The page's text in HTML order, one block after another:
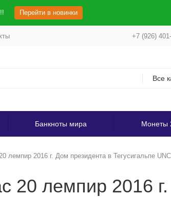
Перейти в новинки
+7 (926)
Все
Банкноты мира Монеты
лемпир 2016 г. Дом президента в Тегусигальпе UNC
20 лемпир 2016